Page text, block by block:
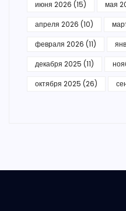
июня 2026 (15) мая
апреля 2026 (10)
февраля 2026 (11)
декабря 2025 (11)
октября 2025 (26)